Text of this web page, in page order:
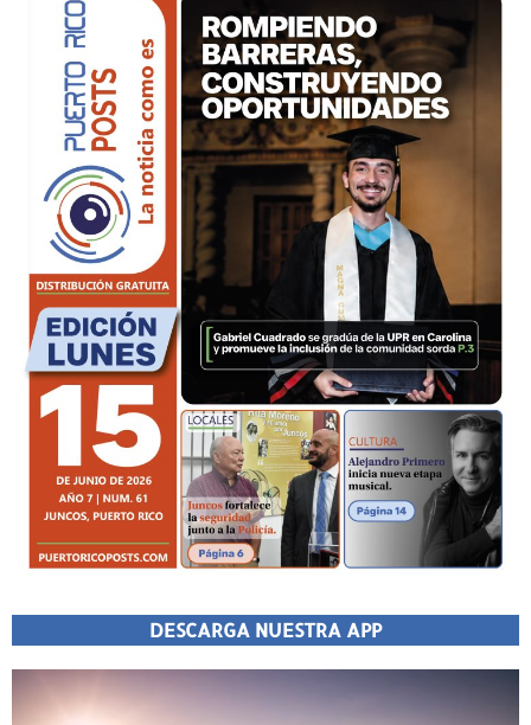
DESCARGA NUESTRA APP